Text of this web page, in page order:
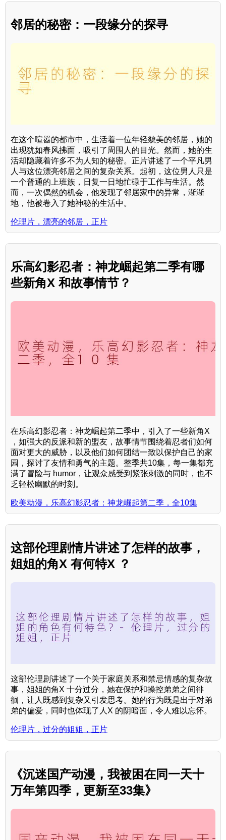
邻居的秘密：一段缘分的探寻
在这个喧嚣的都市中，生活着一位年轻貌美的邻居，她的
出现犹如春风拂面，吸引了周围人的目光。然而，她的生
活却隐藏着许多不为人知的秘密。正片讲述了一个平凡男
人与这位漂亮邻居之间的复杂关系。起初，这位男人只是
一个普通的上班族，日复一日地忙碌于工作与生活。然
而，一次偶然的机会，他发现了邻居家中的异常，渐渐
地，他被卷入了她神秘的生活中。
伦理片，漂亮的邻居，正片
乐高幻影忍者：神龙崛起第二季有哪
些新角X 和故事情节？
在乐高幻影忍者：神龙崛起第二季中，引入了一些新角X
，如强大的反派和新的盟友，故事情节围绕着忍者们如何
面对更大的威胁，以及他们如何团结一致以保护自己的家
园，探讨了友情和勇气的主题。整季共10集，每一集都充
满了冒险与 humor，让观众感受到紧张刺激的同时，也不
乏轻松幽默的时刻。
欧美动漫，乐高幻影忍者：神龙崛起第二季，全10集
这部伦理剧情片讲述了怎样的故事，
姐姐的角X 有何特X ？
这部伦理剧讲述了一个关于家庭关系和禁忌情感的复杂故
事，姐姐的角X 十分过分，她在保护和操控弟弟之间徘
徊，让人既感到复杂又引发思考。她的行为既是出于对弟
弟的偏爱，同时也体现了人X 的阴暗面，令人难以忘怀。
伦理片，过分的姐姐，正片
《沉迷国产动漫，我被困在同一天十
万年第四季，更新至33集》